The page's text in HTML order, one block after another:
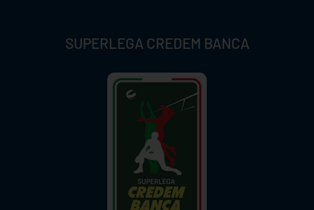
SUPERLEGA CREDEM BANCA